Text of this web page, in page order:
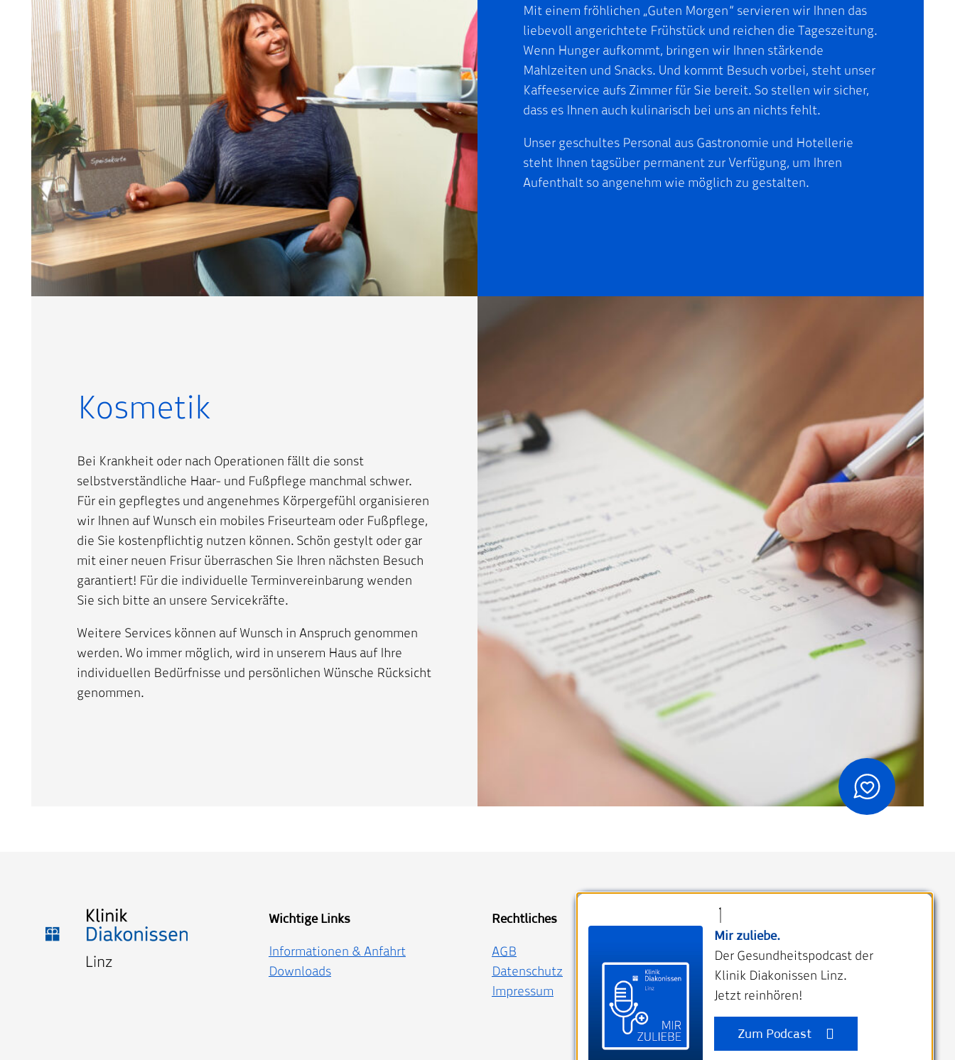
Mit einem fröhlichen „Guten Morgen“ servieren wir Ihnen das
liebevoll angerichtete Frühstück und reichen die Tageszeitung.
Wenn Hunger aufkommt, bringen wir Ihnen stärkende
Mahlzeiten und Snacks. Und kommt Besuch vorbei, steht unser
Kaffeeservice aufs Zimmer für Sie bereit. So stellen wir sicher,
dass es Ihnen auch kulinarisch bei uns an nichts fehlt.
Unser geschultes Personal aus Gastronomie und Hotellerie
steht Ihnen tagsüber permanent zur Verfügung, um Ihren
Aufenthalt so angenehm wie möglich zu gestalten.
Kosmetik
Bei Krankheit oder nach Operationen fällt die sonst
selbstverständliche Haar- und Fußpflege manchmal schwer.
Für ein gepflegtes und angenehmes Körpergefühl organisieren
wir Ihnen auf Wunsch ein mobiles Friseurteam oder Fußpflege,
die Sie kostenpflichtig nutzen können. Schön gestylt oder gar
mit einer neuen Frisur überraschen Sie Ihren nächsten Besuch
garantiert! Für die individuelle Terminvereinbarung wenden
Sie sich bitte an unsere Servicekräfte.
Weitere Services können auf Wunsch in Anspruch genommen
werden. Wo immer möglich, wird in unserem Haus auf Ihre
individuellen Bedürfnisse und persönlichen Wünsche Rücksicht
genommen.
Wichtige Links
Informationen & Anfahrt
Downloads
Rechtliches
AGB
Datenschutz
Impressum
Kontakt
Klinik Diakonissen Linz
Weißenwolffstraße 15
4020 Linz, Austria
+43 732 76 750
Mir zuliebe.
Der Gesundheitspodcast der
Klinik Diakonissen Linz.
Jetzt reinhören!
Zum Podcast